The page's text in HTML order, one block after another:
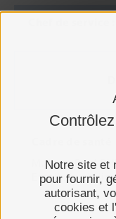
M. Jean-Paul
Email :
Notre site et
pour fournir,
autorisant,
cookies et